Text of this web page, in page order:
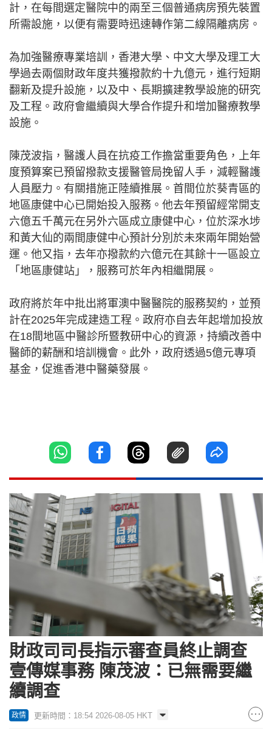
計，在每間選定醫院中的兩至三個普通病房預先裝置
所需設施，以便有需要時迅速轉作第二線隔離病房。
為加強醫療專業培訓，香港大學、中文大學及理工大
學過去兩個財政年度共獲撥款約十九億元，進行短期
翻新及提升設施，以及中、長期擴建教學設施的研究
及工程。政府會繼續與大學合作提升和增加醫療教學
設施。
陳茂波指，醫護人員在抗疫工作擔當重要角色，上年
度預算案已預留撥款支援醫管局挽留人手，減輕醫護
人員壓力。有關措施正陸續推展。首間位於葵青區的
地區康健中心已開始投入服務。他去年預留經常開支
六億五千萬元在另外六區成立康健中心，位於深水埗
和黃大仙的兩間康健中心預計分別於未來兩年開始營
運。他又指，去年亦撥款約六億元在其餘十一區設立
「地區康健站」，服務可於年內相繼開展。
政府將於年中批出將軍澳中醫醫院的服務契約，並預
計在2025年完成建造工程。政府亦自去年起增加投放
在18間地區中醫診所暨教研中心的資源，持續改善中
醫師的薪酬和培訓機會。此外，政府透過5億元專項
基金，促進香港中醫藥發展。
財政司司長指示審查員終止調查
壹傳媒事務 陳茂波：已無需要繼
續調查
政情 更新時間：18:54 2026-08-05 HKT